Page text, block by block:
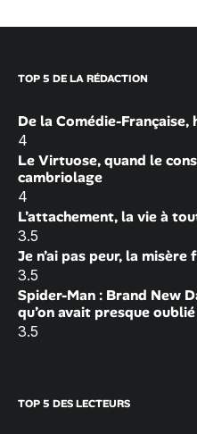
TOP 5 DE LA RÉDACTION
De la Comédie-
4
Le Virtuose, quand le
cambriolage
4
L’attachement, la vie à
3.5
Je n’ai pas peur, la
3.5
Spider-Man : Brand New
qu’on avait presque oublié
3.5
TOP 5 DES LECTEURS